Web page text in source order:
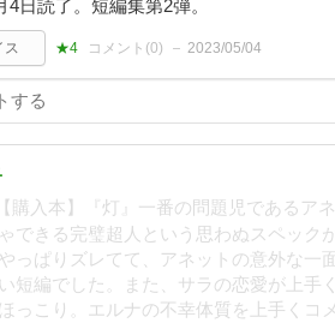
4日読了。短編集第2弾。
ス ★4 コメント(0) 2023/05/04
【購入本】『灯』一番の問題児であるア
できる完璧超人という思わぬスペック
っぱりズレてて、アネットの意外な一
短編でした。また、サラの恋愛が上手
っこり。エルナの不幸体質を上手くコ